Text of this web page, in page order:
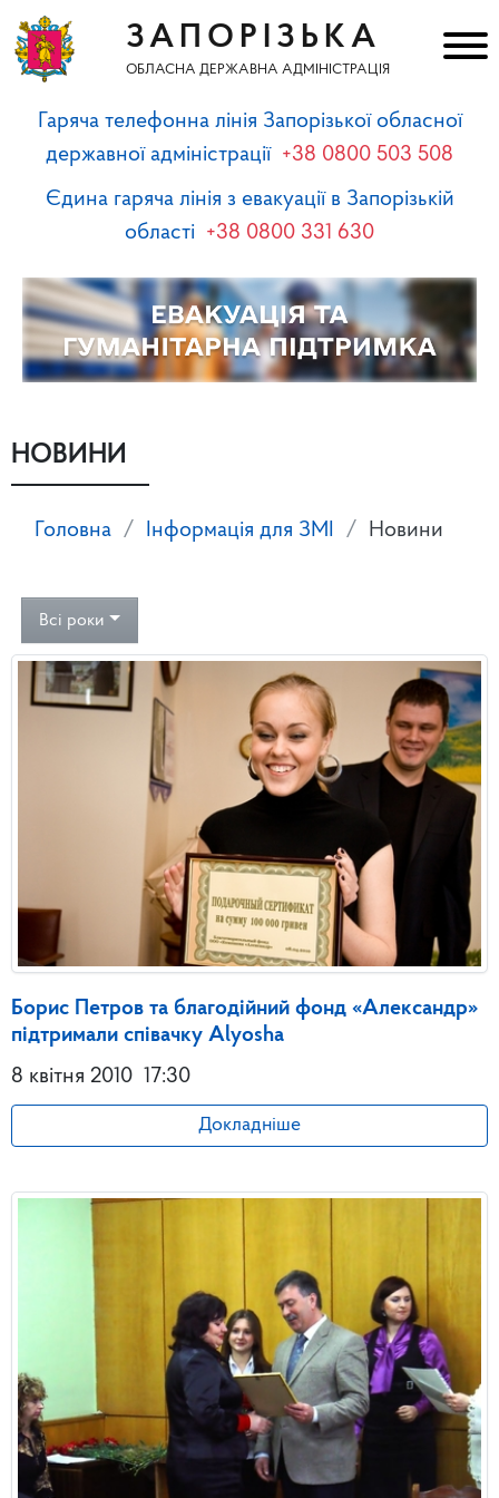
ЗАПОРІЗЬКА
ОБЛАСНА ДЕРЖАВНА АДМІНІСТРАЦІЯ
Гаряча телефонна лінія Запорізької обласної
державної адміністрації +38 0800 503 508
Єдина гаряча лінія з евакуації в Запорізькій
області +38 0800 331 630
НОВИНИ
Головна Інформація для ЗМІ Новини
Всі роки
Борис Петров та благодійний фонд «Александр»
підтримали співачку Alyosha
8 квітня 2010 17:30
Докладніше